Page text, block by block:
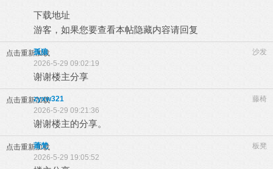
下载地址
游客，如果您要查看本帖隐藏内容请回复
点击重新加载 沙发
孤狼
2026-5-29 09:02:19
谢谢楼主分享
点击重新加载 藤椅
zyxw321
2026-5-29 09:21:36
谢谢楼主的分享。
点击重新加载 板凳
莆梵
2026-5-29 19:05:52